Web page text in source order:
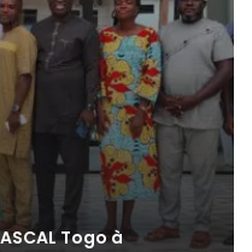
Togo à